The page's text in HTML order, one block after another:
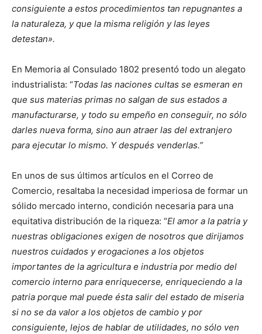
consiguiente a estos procedimientos tan repugnantes a
la naturaleza, y que la misma religión y las leyes
detestan».
En Memoria al Consulado 1802 presentó todo un alegato
industrialista: “Todas las naciones cultas se esmeran en
que sus materias primas no salgan de sus estados a
manufacturarse, y todo su empeño en conseguir, no sólo
darles nueva forma, sino aun atraer las del extranjero
para ejecutar lo mismo. Y después venderlas.”
En unos de sus últimos artículos en el Correo de
Comercio, resaltaba la necesidad imperiosa de formar un
sólido mercado interno, condición necesaria para una
equitativa distribución de la riqueza: “El amor a la patria y
nuestras obligaciones exigen de nosotros que dirijamos
nuestros cuidados y erogaciones a los objetos
importantes de la agricultura e industria por medio del
comercio interno para enriquecerse, enriqueciendo a la
patria porque mal puede ésta salir del estado de miseria
si no se da valor a los objetos de cambio y por
consiguiente, lejos de hablar de utilidades, no sólo ven